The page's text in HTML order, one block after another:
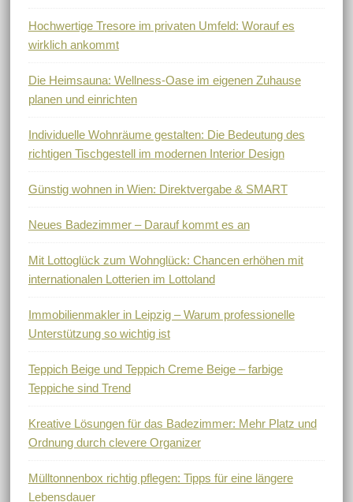
Hochwertige Tresore im privaten Umfeld: Worauf es
wirklich ankommt
Die Heimsauna: Wellness-Oase im eigenen Zuhause
planen und einrichten
Individuelle Wohnräume gestalten: Die Bedeutung des
richtigen Tischgestell im modernen Interior Design
Günstig wohnen in Wien: Direktvergabe & SMART
Neues Badezimmer – Darauf kommt es an
Mit Lottoglück zum Wohnglück: Chancen erhöhen mit
internationalen Lotterien im Lottoland
Immobilienmakler in Leipzig – Warum professionelle
Unterstützung so wichtig ist
Teppich Beige und Teppich Creme Beige – farbige
Teppiche sind Trend
Kreative Lösungen für das Badezimmer: Mehr Platz und
Ordnung durch clevere Organizer
Mülltonnenbox richtig pflegen: Tipps für eine längere
Lebensdauer